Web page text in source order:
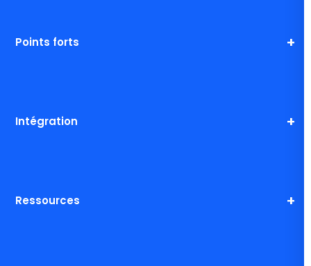
Points forts
Intégration
Ressources